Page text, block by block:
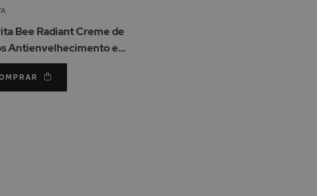
Bee Radiant Creme de
Antienvelhecimento e
15ml